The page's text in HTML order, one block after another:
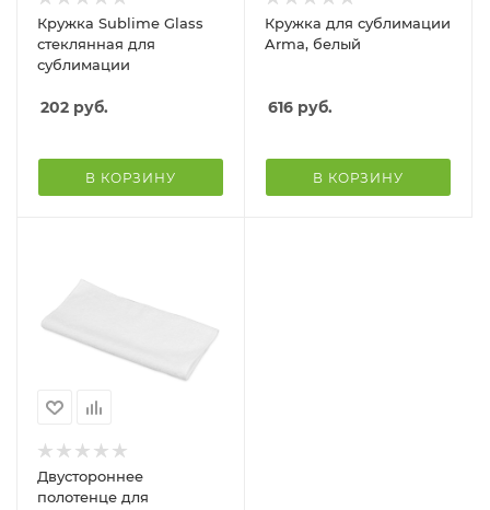
Кружка Sublime Glass
стеклянная для
сублимации
202 руб.
В КОРЗИНУ
Кружка для сублимации
Arma, белый
616 руб.
В КОРЗИНУ
Двустороннее
полотенце для